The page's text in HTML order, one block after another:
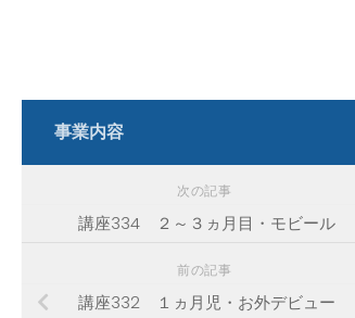
事業内容
次の記事
講座334 ２～３ヵ月目・モビール
前の記事
講座332 １ヵ月児・お外デビュー